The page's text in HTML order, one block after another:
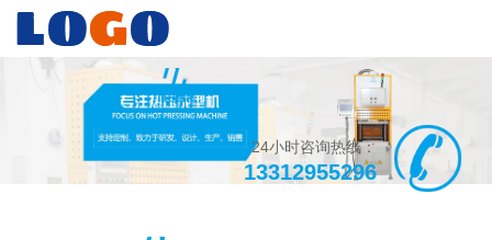
24小时咨询热线：
13312955296